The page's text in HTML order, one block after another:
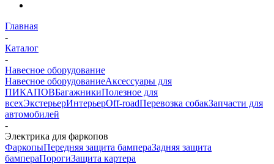
Главная
-
Каталог
-
Навесное оборудование
Навесное оборудованиеАксессуары для
ПИКАПОВБагажникиПолезное для
всехЭкстерьерИнтерьерOff-roadПеревозка собакЗапчасти для
автомобилей
-
Электрика для фаркопов
ФаркопыПередняя защита бампераЗадняя защита
бампераПорогиЗащита картера